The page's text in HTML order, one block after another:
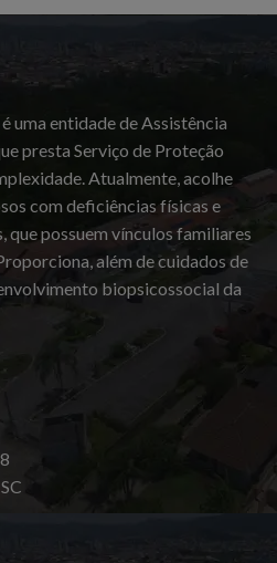
uma entidade de Assistência
presta Serviço de Proteção
Atualmente, acolhe
com deficiências físicas e
que possuem vínculos familiares
além de cuidados de
biopsicossocial da